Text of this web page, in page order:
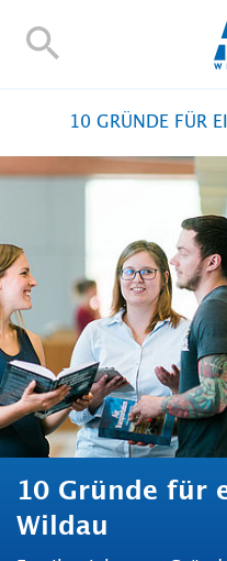
STUDIEREN UND
FORSCHUNG UND
HOCHSCHULE
INTERNATIONAL
BESCHÄFTIGTE
Blogs Kontakt und
TH Online-Portal
10 GRÜNDE FÜR
10 Gründe für
Wildau